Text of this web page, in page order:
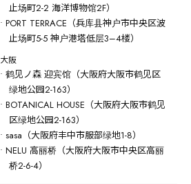
止场町2-2 海洋博物馆2F）
• PORT TERRACE（兵库县神户市中央区波
止场町5-5 神户港塔低层3–4楼）
大阪
• 鹤见ノ森 迎宾馆（大阪府大阪市鹤见区
绿地公园2-163）
• BOTANICAL HOUSE（大阪府大阪市鹤见
区绿地公园2-163）
• sasa（大阪府丰中市服部绿地1-8）
• NELU 高丽桥（大阪府大阪市中央区高丽
桥2-6-4）